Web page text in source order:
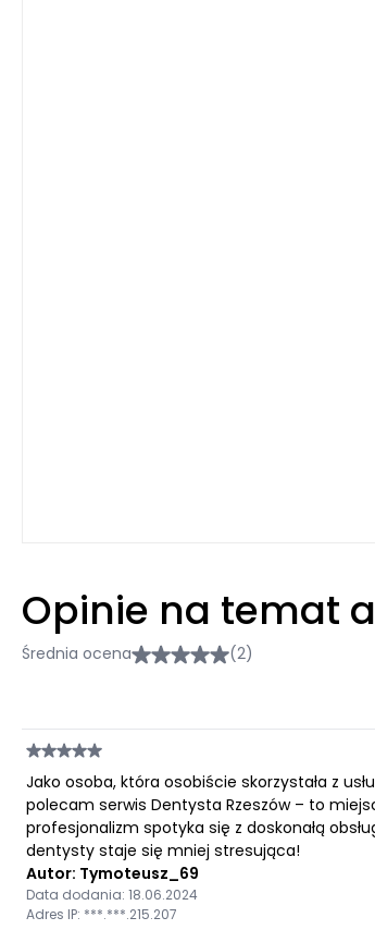
Opinie na temat
Średnia ocena (2)
Jako osoba, która osobiście skorzystała z
polecam serwis Dentysta Rzeszów – to
profesjonalizm spotyka się z doskonałą
dentysty staje się mniej stresująca!
Autor: Tymoteusz_69
Data dodania: 18.06.2024
Adres IP: ***.***.215.207